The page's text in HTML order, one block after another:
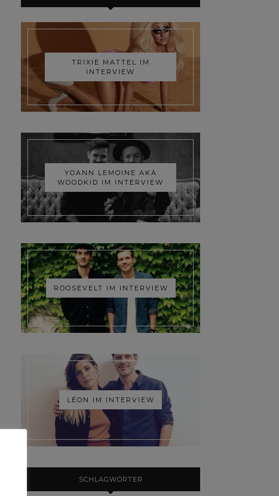
TRIXIE MATTEL IM
INTERVIEW
YOANN LEMOINE AKA
WOODKID IM INTERVIEW
ROOSEVELT IM INTERVIEW
LÉON IM INTERVIEW
SCHLAGWÖRTER